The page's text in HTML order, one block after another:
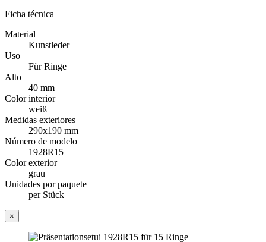
Ficha técnica
Material
Kunstleder
Uso
Für Ringe
Alto
40 mm
Color interior
weiß
Medidas exteriores
290x190 mm
Número de modelo
1928R15
Color exterior
grau
Unidades por paquete
per Stück
×